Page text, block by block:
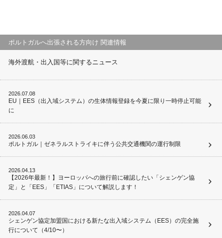
ポルトガルへ出張される方向け 関連情報
海外渡航・出入国等に関するニュース
2026.07.08
EU｜EES（出入域システム）の生体情報登録を今夏に限り一時停止可能
に
2026.06.03
ポルトガル｜ゼネラルストライキに伴う公共交通機関の運行制限
2026.04.13
【2026年最新！】ヨーロッパへの旅行前に確認したい「シェンゲン協
定」と「EES」「ETIAS」について解説します！
2026.04.07
シェンゲン協定加盟国における新たな出入域システム（EES）の完全施
行について（4/10〜）